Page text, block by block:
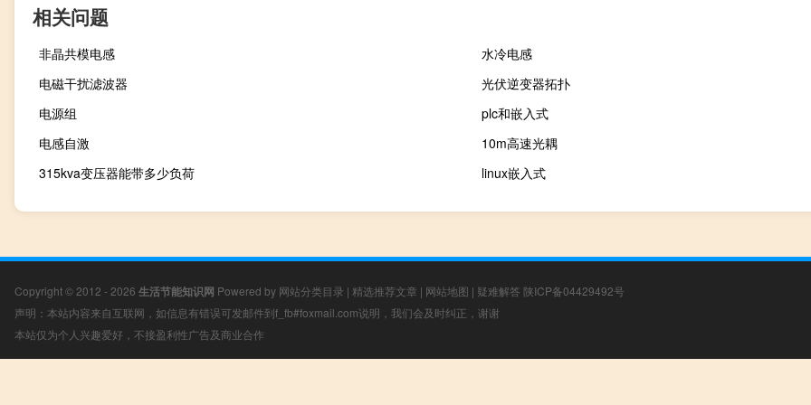
相关问题
非晶共模电感
水冷电感
电磁干扰滤波器
光伏逆变器拓扑
电源组
plc和嵌入式
电感自激
10m高速光耦
315kva变压器能带多少负荷
linux嵌入式
Copyright © 2012 - 2026 生活节能知识网 Powered by 网站分类目录 | 精选推荐文章 | 网站地图 | 疑难解答 陕ICP备04429492号
声明：本站内容来自互联网，如信息有错误可发邮件到f_fb#foxmail.com说明，我们会及时纠正，谢谢
本站仅为个人兴趣爱好，不接盈利性广告及商业合作